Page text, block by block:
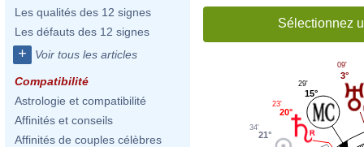
Les qualités des 12 signes
Les défauts des 12 signes
+ Voir tous les articles
Compatibilité
Astrologie et compatibilité
Affinités et conseils
Affinités de couples célèbres
Sélectionnez
3°
09'
15°
29'
20°
23'
21°
34'